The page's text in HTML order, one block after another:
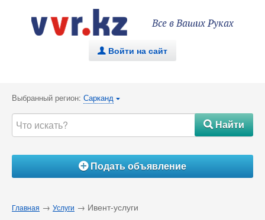
Все в Ваших Руках
. Войти на сайт
Выбранный регион: Сарканд {
#Найти
ÁПодать объявление
Главная → Услуги → Ивент-услуги